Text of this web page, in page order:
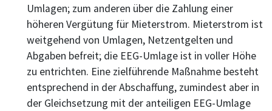
Umlagen; zum anderen über die Zahlung einer
höheren Vergütung für Mieterstrom. Mieterstrom ist
weitgehend von Umlagen, Netzentgelten und
Abgaben befreit; die EEG-Umlage ist in voller Höhe
zu entrichten. Eine zielführende Maßnahme besteht
entsprechend in der Abschaffung, zumindest aber in
der Gleichsetzung mit der anteiligen EEG-Umlage